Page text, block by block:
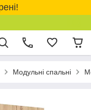
Модульні спальні